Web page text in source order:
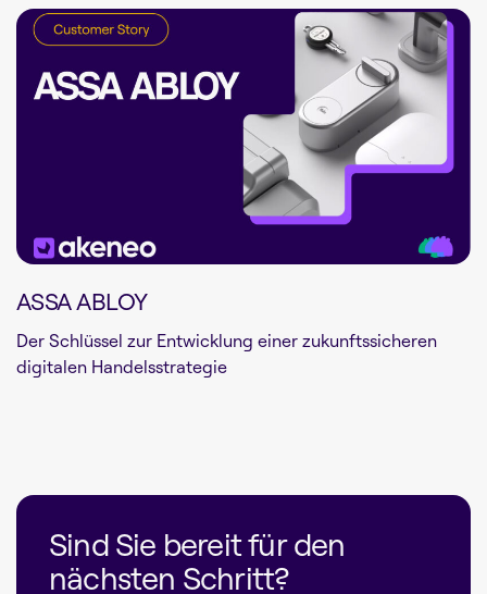
ASSA ABLOY
Der Schlüssel zur Entwicklung einer zukunftssicheren
digitalen Handelsstrategie
Sind Sie bereit für den
nächsten Schritt?